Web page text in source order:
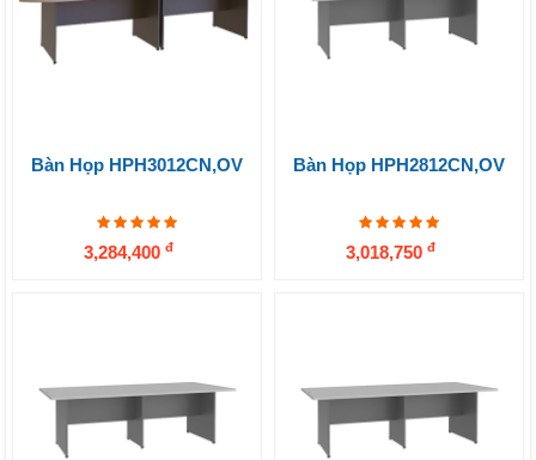
Bàn Họp HPH3012CN,OV
3,284,400 đ
Bàn Họp HPH2812CN,OV
3,018,750 đ